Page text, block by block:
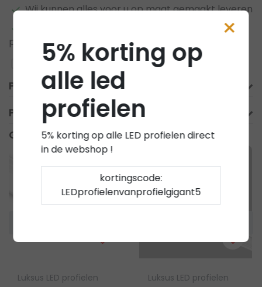
Wij kunnen alles voor u op maat gemaakt leveren
Neem contact op over dit
product
Toevoegen aan vergelijking
Productomschrijving
Product informatie
Gerelateerde producten
Luksus LED profielen Luksus LED profielen
×
5% korting op
alle led
profielen
5% korting op alle LED profielen direct
in de webshop !
kortingscode:
LEDprofielenvanprofielgigant5